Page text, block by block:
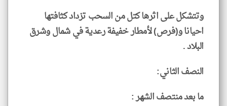
وتتشكل على اثرها كتل من السحب تزداد كثافتها
احيانا و(فرص) لأمطار خفيفة رعدية في شمال وشرق
البلاد .
النصف الثاني:
ما بعد منتصف الشهر :